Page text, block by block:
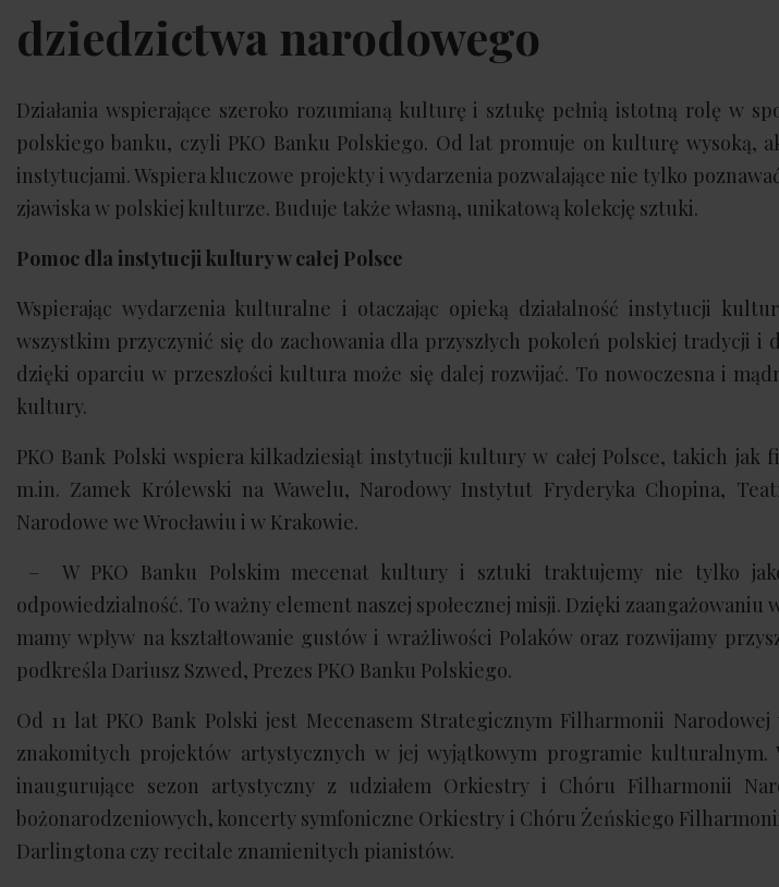
dziedzictwa narodowego
Działania wspierające szeroko rozumianą kulturę i sztukę pełnią istotną rolę w
polskiego banku, czyli PKO Banku Polskiego. Od lat promuje on kulturę wysoką,
instytucjami. Wspiera kluczowe projekty i wydarzenia pozwalające nie tylko
zjawiska w polskiej kulturze. Buduje także własną, unikatową kolekcję sztuki.
Pomoc dla instytucji kultury w całej Polsce
Wspierając wydarzenia kulturalne i otaczając opieką działalność instytucji
wszystkim przyczynić się do zachowania dla przyszłych pokoleń polskiej tradycji i
dzięki oparciu w przeszłości kultura może się dalej rozwijać. To nowoczesna i
kultury.
PKO Bank Polski wspiera kilkadziesiąt instytucji kultury w całej Polsce, takich
m.in. Zamek Królewski na Wawelu, Narodowy Instytut Fryderyka Chopina,
Narodowe we Wrocławiu i w Krakowie.
– W PKO Banku Polskim mecenat kultury i sztuki traktujemy nie tylko
odpowiedzialność. To ważny element naszej społecznej misji. Dzięki
mamy wpływ na kształtowanie gustów i wrażliwości Polaków oraz rozwijamy
podkreśla Dariusz Szwed, Prezes PKO Banku Polskiego.
Od 11 lat PKO Bank Polski jest Mecenasem Strategicznym Filharmonii
znakomitych projektów artystycznych w jej wyjątkowym programie kulturalnym.
inaugurujące sezon artystyczny z udziałem Orkiestry i Chóru Filharmonii
bożonarodzeniowych, koncerty symfoniczne Orkiestry i Chóru Żeńskiego
Darlingtona czy recitale znamienitych pianistów.